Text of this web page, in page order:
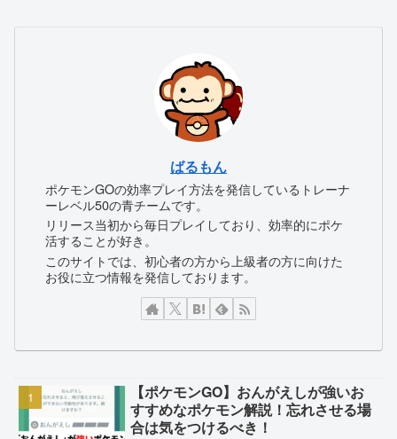
ばるもん
ポケモンGOの効率プレイ方法を発信しているトレーナ
ーレベル50の青チームです。
リリース当初から毎日プレイしており、効率的にポケ
活することが好き。
このサイトでは、初心者の方から上級者の方に向けた
お役に立つ情報を発信しております。
【ポケモンGO】おんがえしが強いお
すすめなポケモン解説！忘れさせる場
合は気をつけるべき！